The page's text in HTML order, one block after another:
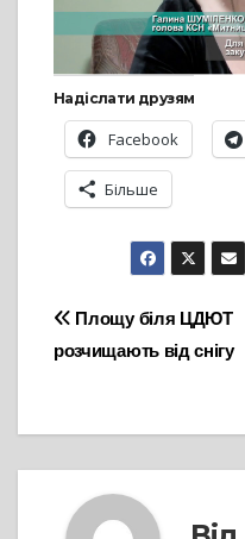
Надіслати друзям
Facebook
Більше
Навігація
записів
Площу біля ЦДЮТ
розчищають від снігу